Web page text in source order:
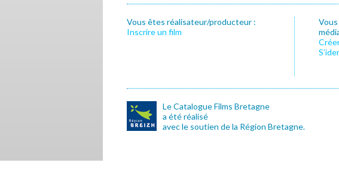
Vous êtes réalisateur/producteur :
Inscrire un film
Le Catalogue Films Bretagne
a été réalisé
avec le soutien de la Région Bretagne.